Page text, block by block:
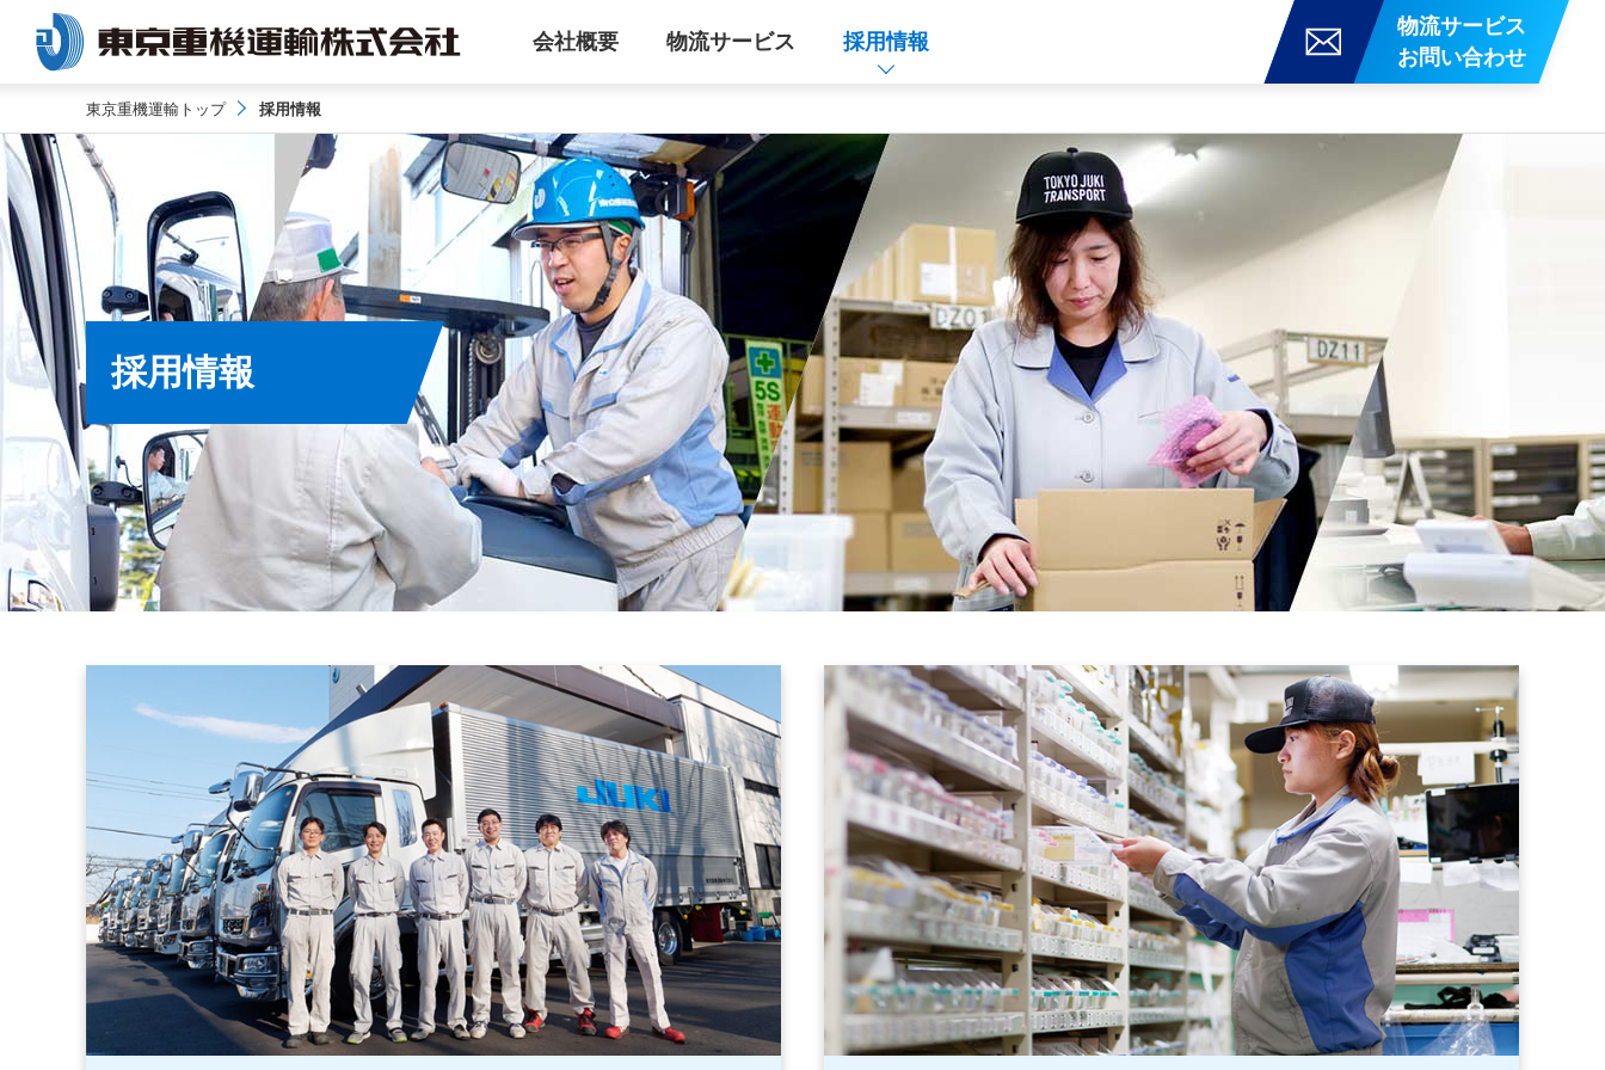
会社概要 物流サービス 採用情報
物流サービス
お問い合わせ
東京重機運輸トップ 採用情報
採用情報